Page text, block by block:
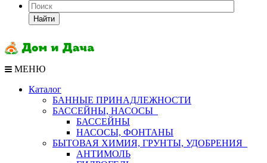
Найти
МЕНЮ
Каталог
БАННЫЕ ПРИНАДЛЕЖНОСТИ
БАССЕЙНЫ, НАСОСЫ
БАССЕЙНЫ
НАСОСЫ, ФОНТАНЫ
БЫТОВАЯ ХИМИЯ, ГРУНТЫ, УДОБРЕНИЯ
АНТИМОЛЬ